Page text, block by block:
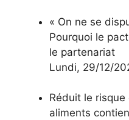
« On ne se
Pourquoi le
le partenariat
Lundi, 29/12/
Réduit le
aliments